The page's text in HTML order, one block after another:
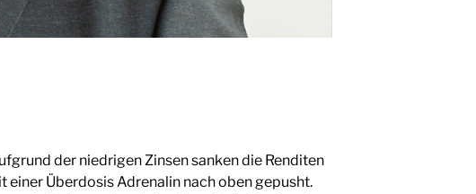
der niedrigen Zinsen sanken die Renditen
Überdosis Adrenalin nach oben gepusht.